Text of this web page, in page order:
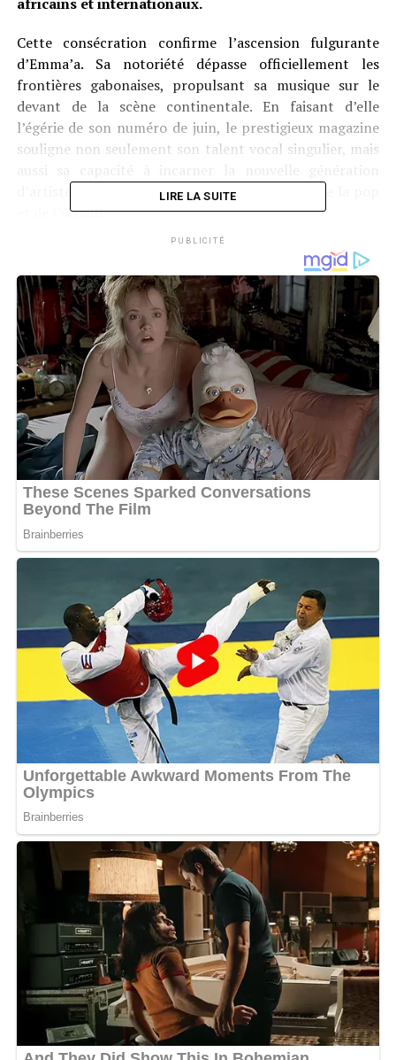
Cette consécration confirme l’ascension fulgurante
d’Emma’a. Sa notoriété dépasse officiellement les
frontières gabonaises, propulsant sa musique sur le
devant de la scène continentale. En faisant d’elle
l’égérie de son numéro de juin, le prestigieux magazine
souligne non seulement son talent vocal singulier, mais
d’artistes africains qui redéfinissent les codes de la pop
et de l’urbain.
Cette apparition historique en couverture du Magazine
Rolling Stone Africa marque un tournant décisif dans sa
carrière. En intégrant le cercle restreint des
personnalités mises en avant par ce média panafricain
du showbiz, la chanteuse gabonaise valide son
positionnement en tant qu’icône culturelle montante,
capable de fédérer un public diversifié et d’influencer les
tendances musicales actuelles par son authenticité et
son univers créatif.
Cet accomplissement exceptionnel est perçu par ses
nombreux fans et les observateurs de l’industrie comme
le couronnement de ses efforts acharnés. Désormais,
chaque étape franchie par l’artiste gabonaise est
scrutée avec admiration, transformant son parcours en
un modèle d’inspiration pour la jeunesse africaine qui
voit en elle la preuve concrète que la détermination et
l’excellence permettent de conquérir les sommets
internationaux.
MOTS-CLÉS : UNE
LIRE LA SUITE
PUBLICITÉ